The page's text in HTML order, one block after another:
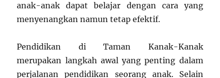
anak-anak dapat belajar dengan cara yang
menyenangkan namun tetap efektif.
Pendidikan di Taman Kanak-Kanak
merupakan langkah awal yang penting dalam
perjalanan pendidikan seorang anak. Selain